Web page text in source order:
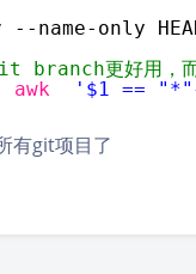
name-only
branch更好用，而
awk '$1 ==
有git项目了